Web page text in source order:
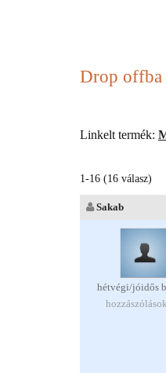
Drop offba
Linkelt termék:
1-16 (16 válasz)
Sakab
hétvégi/jóidős